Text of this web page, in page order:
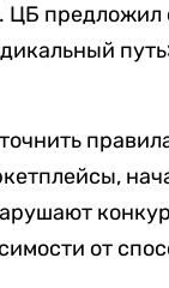
ЦБ предложил
от